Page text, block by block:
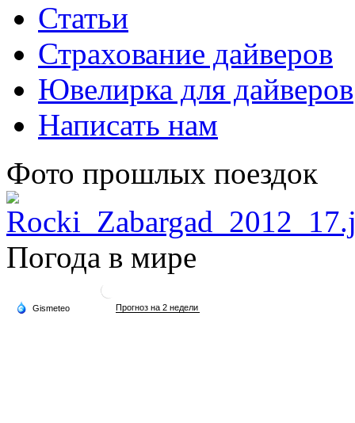
Статьи
Страхование дайверов
Ювелирка для дайверов
Написать нам
Фото прошлых поездок
Погода в мире